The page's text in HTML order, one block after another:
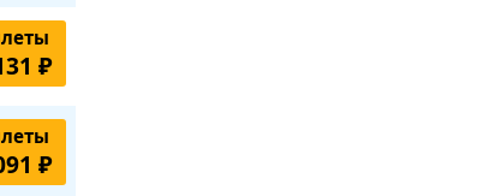
₽
₽